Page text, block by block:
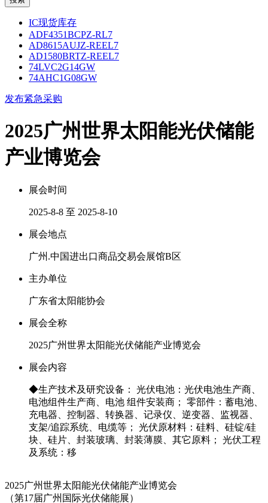
IC现货库存
ADF4351BCPZ-RL7
AD8615AUJZ-REEL7
AD1580BRTZ-REEL7
74LVC2G14GW
74AHC1G08GW
发布紧急采购
2025广州世界太阳能光伏储能
产业博览会
展会时间
2025-8-8 至 2025-8-10
展会地点
广州.中国进出口商品交易会展馆B区
主办单位
广东省太阳能协会
展会全称
2025广州世界太阳能光伏储能产业博览会
展会内容
◆生产技术及研究设备： 光伏电池：光伏电池生产商、
电池组件生产商、电池 组件安装商； 零部件：蓄电池、
充电器、控制器、转换器、记录仪、逆变器、监视器、
支架/追踪系统、电缆等； 光伏原材料：硅料、硅锭/硅
块、硅片、封装玻璃、封装薄膜、其它原料； 光伏工程
及系统：移
2025广州世界太阳能光伏储能产业博览会
（第17届广州国际光伏储能展）